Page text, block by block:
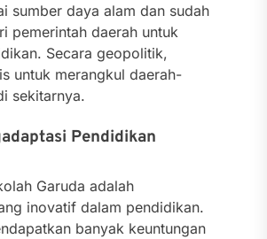
sumber daya alam dan sudah
pemerintah daerah untuk
Secara geopolitik,
untuk merangkul daerah-
sekitarnya.
Pendidikan
Garuda adalah
inovatif dalam pendidikan.
banyak keuntungan